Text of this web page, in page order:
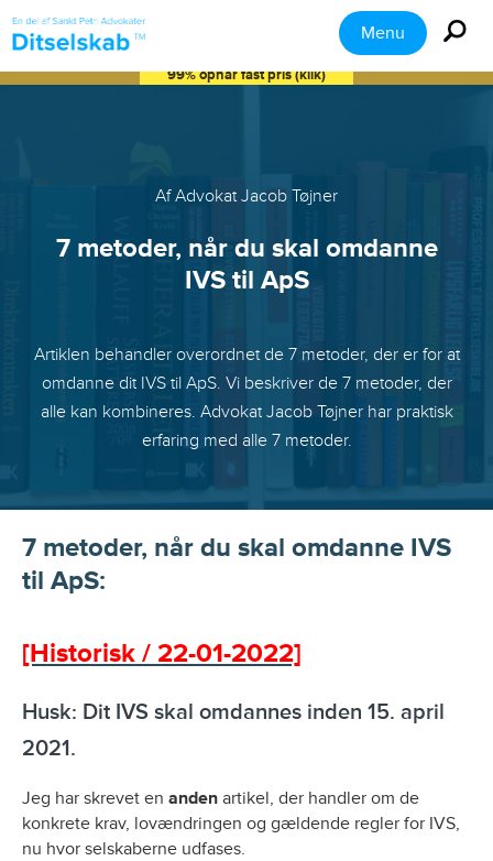
Menu
Af Advokat Jacob Tøjner
7 metoder, når du skal omdanne
IVS til ApS
Artiklen behandler overordnet de 7 metoder, der er for at
omdanne dit IVS til ApS. Vi beskriver de 7 metoder, der
alle kan kombineres. Advokat Jacob Tøjner har praktisk
erfaring med alle 7 metoder.
99% opnår fast pris (klik)
7 metoder, når du skal omdanne IVS
til ApS:
[Historisk / 22-01-2022]
Husk: Dit IVS skal omdannes inden 15. april
2021.
Jeg har skrevet en anden artikel, der handler om de
konkrete krav, lovændringen og gældende regler for IVS,
nu hvor selskaberne udfases.